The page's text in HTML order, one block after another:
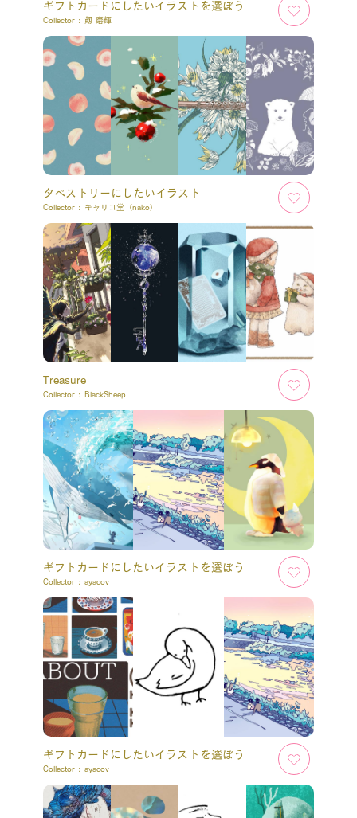
ギフトカードにしたいイラストを選ぼう
Collector : 剱 磨輝
タペストリーにしたいイラスト
Collector : キャリコ堂（nako）
Treasure
Collector : BlackSheep
ギフトカードにしたいイラストを選ぼう
Collector : ayacov
ギフトカードにしたいイラストを選ぼう
Collector : ayacov